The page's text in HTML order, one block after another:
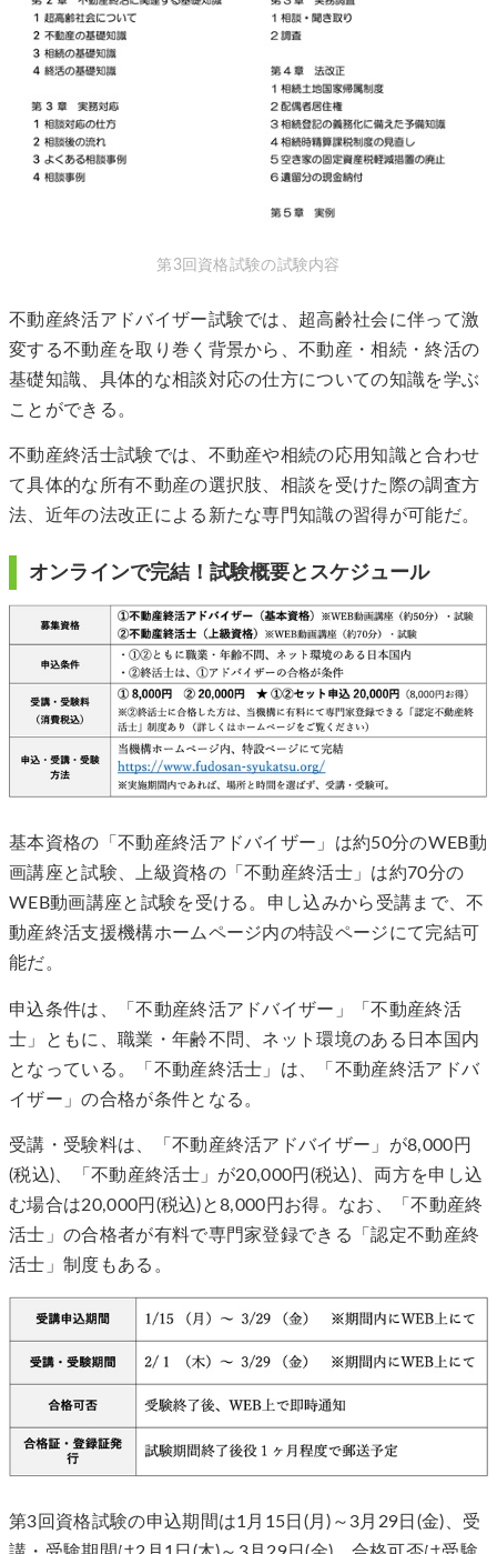
第3回資格試験の試験内容
不動産終活アドバイザー試験では、超高齢社会に伴って激
変する不動産を取り巻く背景から、不動産・相続・終活の
基礎知識、具体的な相談対応の仕方についての知識を学ぶ
ことができる。
不動産終活士試験では、不動産や相続の応用知識と合わせ
て具体的な所有不動産の選択肢、相談を受けた際の調査方
法、近年の法改正による新たな専門知識の習得が可能だ。
オンラインで完結！試験概要とスケジュール
基本資格の「不動産終活アドバイザー」は約50分のWEB動
画講座と試験、上級資格の「不動産終活士」は約70分の
WEB動画講座と試験を受ける。申し込みから受講まで、不
動産終活支援機構ホームページ内の特設ページにて完結可
能だ。
申込条件は、「不動産終活アドバイザー」「不動産終活
士」ともに、職業・年齢不問、ネット環境のある日本国内
となっている。「不動産終活士」は、「不動産終活アドバ
イザー」の合格が条件となる。
受講・受験料は、「不動産終活アドバイザー」が8,000円
(税込)、「不動産終活士」が20,000円(税込)、両方を申し込
む場合は20,000円(税込)と8,000円お得。なお、「不動産終
活士」の合格者が有料で専門家登録できる「認定不動産終
活士」制度もある。
第3回資格試験の申込期間は1月15日(月)～3月29日(金)、受